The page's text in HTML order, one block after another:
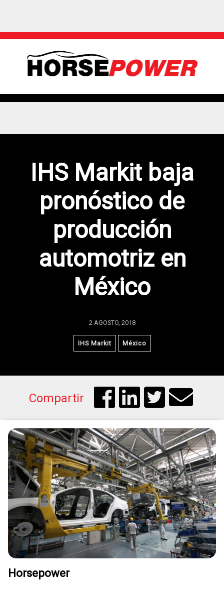
IHS Markit baja
pronóstico de
producción
automotriz en
México
2 AGOSTO, 2018
IHS Markit México
Compartir
Horsepower